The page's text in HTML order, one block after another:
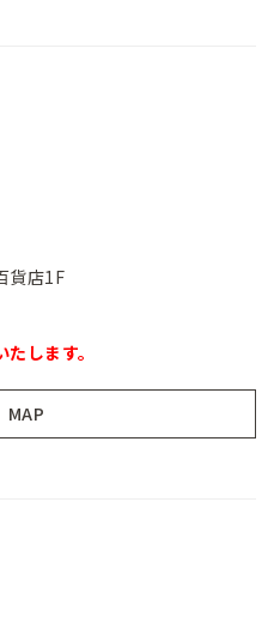
貨店1F
します。
MAP